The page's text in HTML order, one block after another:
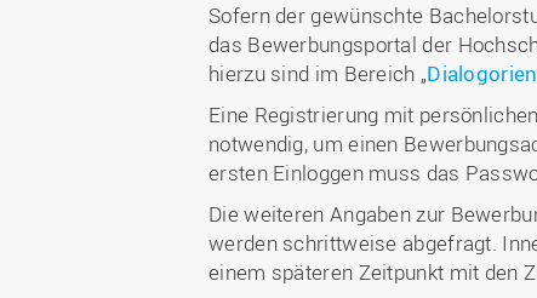
Sofern der gewünschte
das Bewerbungsportal der
hierzu sind im Bereich „
Eine Registrierung mit
notwendig, um einen
ersten Einloggen muss das
Die weiteren Angaben zur
werden schrittweise abgefragt.
einem späteren Zeitpunkt mit den